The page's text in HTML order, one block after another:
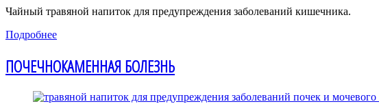
Чайный травяной напиток для предупреждения заболеваний кишечника.
Подробнее
ПОЧЕЧНОКАМЕННАЯ БОЛЕЗНЬ